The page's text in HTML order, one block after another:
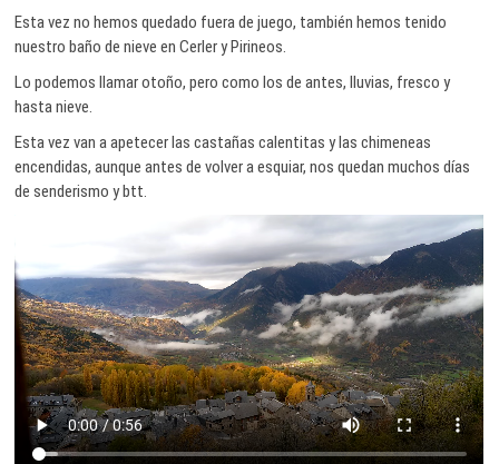
Esta vez no hemos quedado fuera de juego, también hemos tenido
nuestro baño de nieve en Cerler y Pirineos.
Lo podemos llamar otoño, pero como los de antes, lluvias, fresco y
hasta nieve.
Esta vez van a apetecer las castañas calentitas y las chimeneas
encendidas, aunque antes de volver a esquiar, nos quedan muchos días
de senderismo y btt.